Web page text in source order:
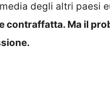
degli altri paesi
contraffatta. Ma il